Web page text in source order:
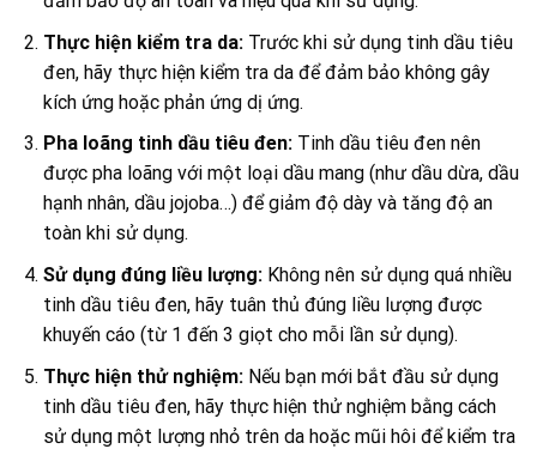
Thực hiện kiểm tra da:Trước khi sử dụng tinh dầu tiêu
đen, hãy thực hiện kiểm tra da để đảm bảo không gây
kích ứng hoặc phản ứng dị ứng.
Pha loãng tinh dầu tiêu đen:Tinh dầu tiêu đen nên
được pha loãng với một loại dầu mang (như dầu dừa, dầu
hạnh nhân, dầu jojoba…) để giảm độ dày và tăng độ an
toàn khi sử dụng.
Sử dụng đúng liều lượng:Không nên sử dụng quá nhiều
tinh dầu tiêu đen, hãy tuân thủ đúng liều lượng được
khuyến cáo (từ 1 đến 3 giọt cho mỗi lần sử dụng).
Thực hiện thử nghiệm:Nếu bạn mới bắt đầu sử dụng
tinh dầu tiêu đen, hãy thực hiện thử nghiệm bằng cách
sử dụng một lượng nhỏ trên da hoặc mũi hôi để kiểm tra